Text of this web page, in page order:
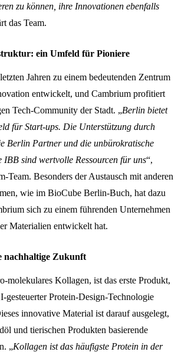
zu können, ihre Innovationen ebenfalls
das Team.
ein Umfeld für Pioniere
Jahren zu einem bedeutenden Zentrum
entwickelt, und Cambrium profitiert
Tech-Community der Stadt. „Berlin bietet
für Start-ups. Die Unterstützung durch
Berlin Partner und die unbürokratische
sind wertvolle Ressourcen für uns“,
Team. Besonders der Austausch mit anderen
wie im BioCube Berlin-Buch, hat dazu
sich zu einem führenden Unternehmen
Materialien entwickelt hat.
Zukunft
Kollagen, ist das erste Produkt,
gesteuerter Protein-Design-Technologie
innovative Material ist darauf ausgelegt,
und tierischen Produkten basierende
„Kollagen ist das häufigste Protein in der